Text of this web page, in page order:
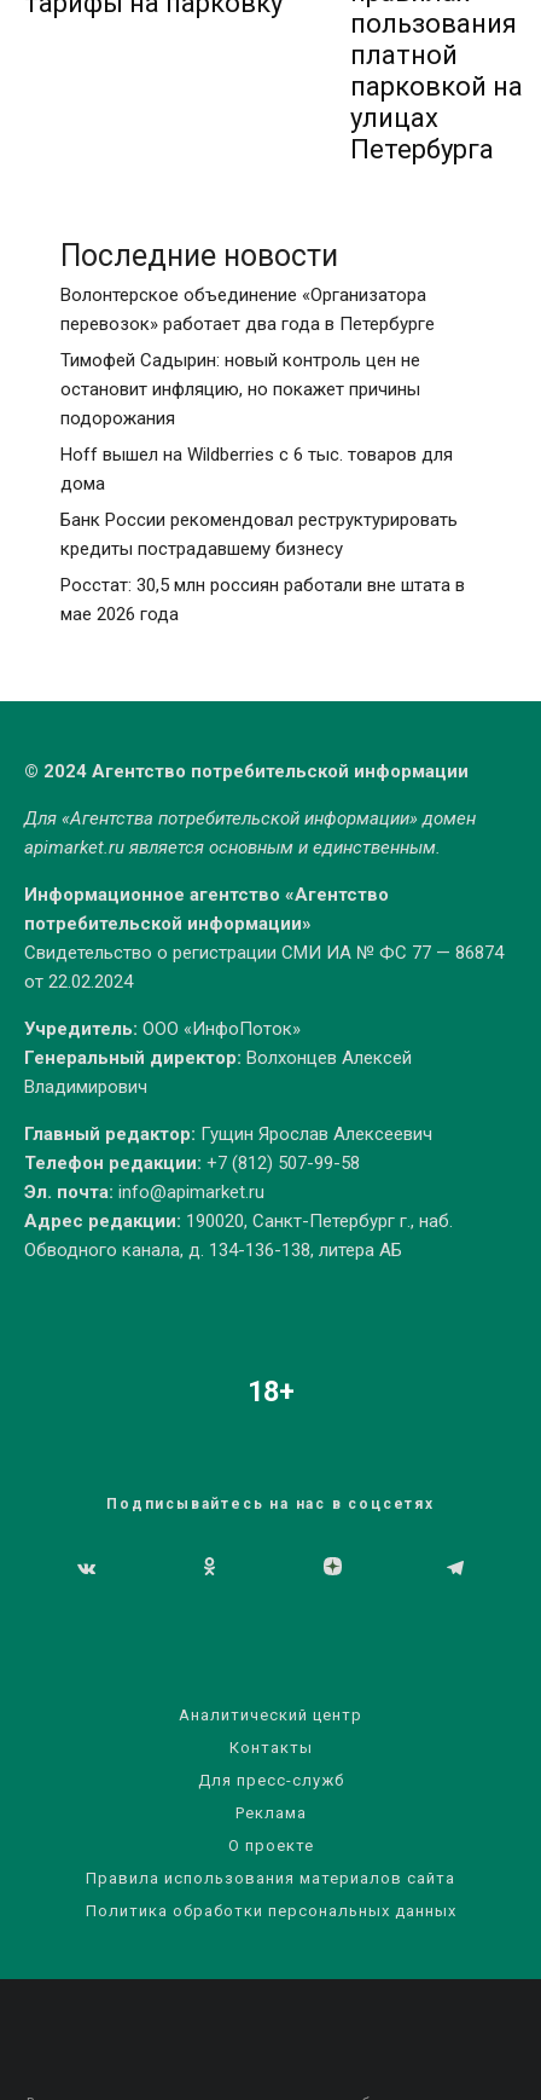
пользования
платной
парковкой на
улицах
Петербурга
Последние новости
Волонтерское объединение «Организатора
перевозок» работает два года в Петербурге
Тимофей Садырин: новый контроль цен не
остановит инфляцию, но покажет причины
подорожания
Hoff вышел на Wildberries с 6 тыс. товаров для
дома
Банк России рекомендовал реструктурировать
кредиты пострадавшему бизнесу
Росстат: 30,5 млн россиян работали вне штата в
мае 2026 года
© 2024 Агентство потребительской информации
Для «Агентства потребительской информации» домен
apimarket.ruявляется основным и единственным.
Информационное агентство «Агентство
потребительской информации»
Свидетельство о регистрации СМИ ИА № ФС 77 — 86874
от 22.02.2024
Учредитель: ООО «ИнфоПоток»
Генеральный директор: Волхонцев Алексей
Владимирович
Главный редактор: Гущин Ярослав Алексеевич
Телефон редакции: +7 (812) 507-99-58
Эл. почта: info@apimarket.ru
Адрес редакции: 190020, Санкт-Петербург г., наб.
Обводного канала, д. 134-136-138, литера АБ
18+
Подписывайтесь на нас в соцсетях
Аналитический центр
Контакты
Для пресс-служб
Реклама
О проекте
Правила использования материалов сайта
Политика обработки персональных данных